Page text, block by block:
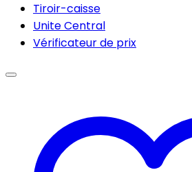
Tiroir-caisse
Unite Central
Vérificateur de prix